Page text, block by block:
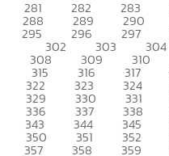
281 282 283
288 289 290
295 296 297
302 303 304
308 309 310
315 316 317
322 323 324
329 330 331
336 337 338
343 344 345
350 351 352
357 358 359